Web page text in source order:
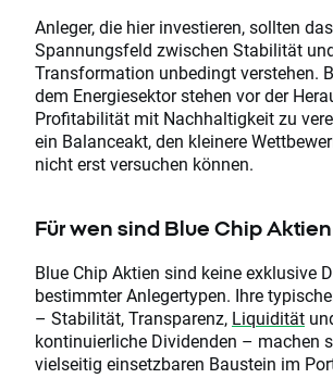
Anleger, die hier investieren, sollten das
Spannungsfeld zwischen Stabilität
Transformation unbedingt verstehen.
dem Energiesektor stehen vor der
Profitabilität mit Nachhaltigkeit zu
ein Balanceakt, den kleinere
nicht erst versuchen können.
Für wen sind Blue Chip
Blue Chip Aktien sind keine exklusive
bestimmter Anlegertypen. Ihre
– Stabilität, Transparenz, Liquidität
kontinuierliche Dividenden – machen
vielseitig einsetzbaren Baustein im